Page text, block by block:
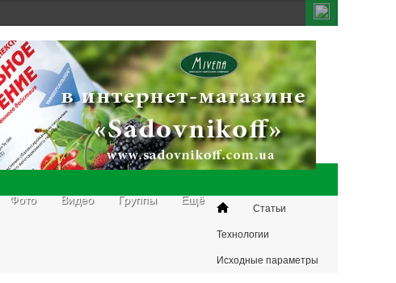
Фото Видео Группы Ещё
Статьи
Технологии
Исходные параметры